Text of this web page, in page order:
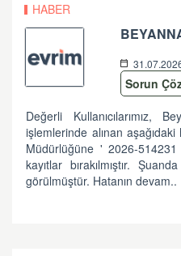
HABER
Sorun
Değerli Kullanıcılarımız,
işlemlerinde alınan
Müdürlüğüne ' 2026-
kayıtlar bırakılmıştır.
görülmüştür. Hatanın devam..